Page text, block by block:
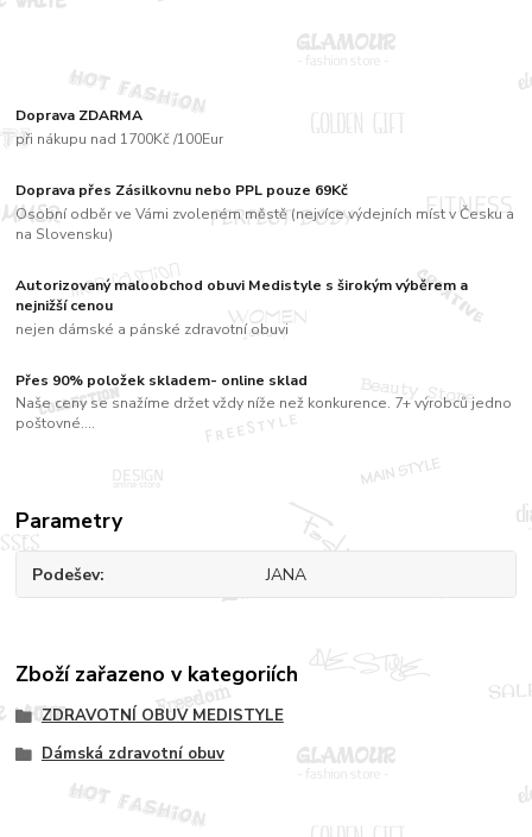
Doprava ZDARMA
při nákupu nad 1700Kč /100Eur
Doprava přes Zásilkovnu nebo PPL pouze 69Kč
Osobní odběr ve Vámi zvoleném městě (nejvíce výdejních míst v Česku a
na Slovensku)
Autorizovaný maloobchod obuvi Medistyle s širokým výběrem a
nejnižší cenou
nejen dámské a pánské zdravotní obuvi
Přes 90% položek skladem- online sklad
Naše ceny se snažíme držet vždy níže než konkurence. 7+ výrobců jedno
poštovné....
Parametry
Podešev JANA
Zboží zařazeno v kategoriích
ZDRAVOTNÍ OBUV MEDISTYLE
Dámská zdravotní obuv